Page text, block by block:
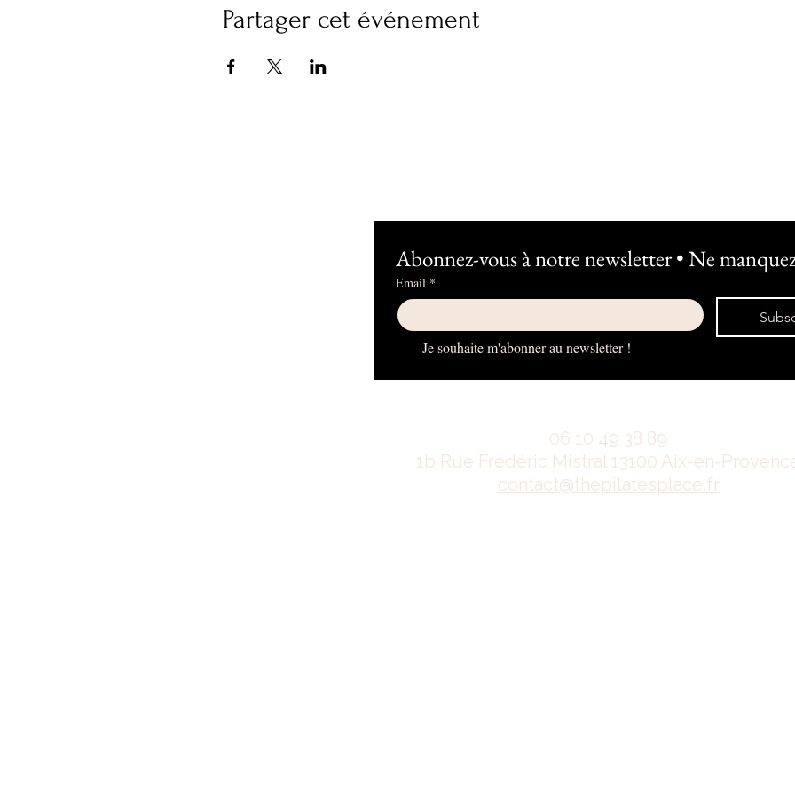
Partager cet événement
Abonnez-vous à notre newsletter • Ne
Email *
Je souhaite m'abonner au newsletter !
06 10 49 38 89
1b Rue Frédéric Mistral 13100 Aix-en-
contact@thepilatesplace.fr